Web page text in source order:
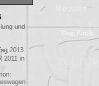
und
2013
2011 in